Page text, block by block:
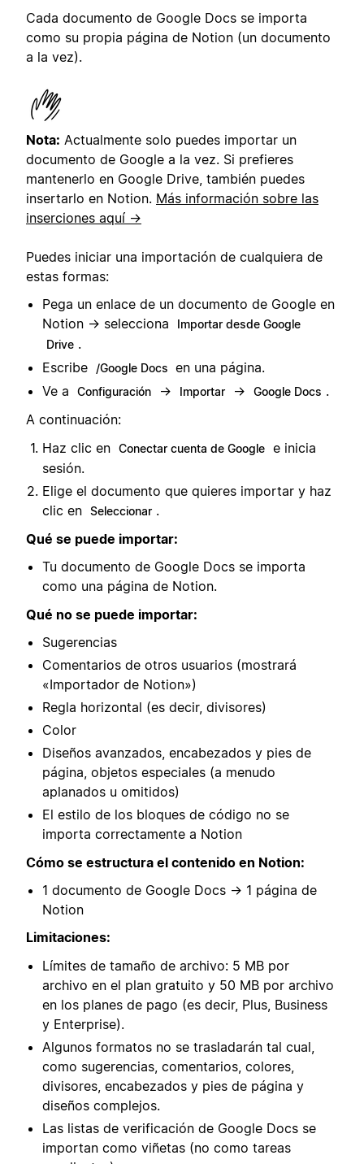
Cada documento de Google Docs se importa
como su propia página de Notion (un documento
a la vez).
Nota: Actualmente solo puedes importar un
documento de Google a la vez. Si prefieres
mantenerlo en Google Drive, también puedes
insertarlo en Notion. Más información sobre las
inserciones aquí →
Puedes iniciar una importación de cualquiera de
estas formas:
Pega un enlace de un documento de Google en
Notion → selecciona
Importar desde Google
Drive .
Escribe
/Google Docs en una página.
Ve a
Configuración → Importar → Google Docs .
A continuación:
Haz clic en Conectar cuenta de Google e inicia
sesión.
Elige el documento que quieres importar y haz
clic en Seleccionar .
Qué se puede importar:
Tu documento de Google Docs se importa
como una página de Notion.
Qué no se puede importar:
Sugerencias
Comentarios de otros usuarios (mostrará
«Importador de Notion»)
Regla horizontal (es decir, divisores)
Color
Diseños avanzados, encabezados y pies de
página, objetos especiales (a menudo
aplanados u omitidos)
El estilo de los bloques de código no se
importa correctamente a Notion
Cómo se estructura el contenido en Notion:
1 documento de Google Docs → 1 página de
Notion
Limitaciones:
Límites de tamaño de archivo: 5 MB por
archivo en el plan gratuito y 50 MB por archivo
en los planes de pago (es decir, Plus, Business
y Enterprise).
Algunos formatos no se trasladarán tal cual,
como sugerencias, comentarios, colores,
divisores, encabezados y pies de página y
diseños complejos.
Las listas de verificación de Google Docs se
importan como viñetas (no como tareas